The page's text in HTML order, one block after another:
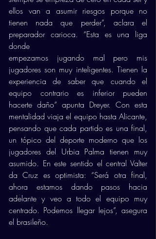
ellos van a asumir riesgos porque no
tienen nada que perder”, aclara el
preparador carioca. “Esta es una liga
donde
empezamos jugando mal pero mis
jugadores son muy inteligentes. Tienen la
experiencia de saber que cuando el
equipo contrario es inferior pueden
hacerte daño” apunta Dreyer. Con esta
mentalidad viaja el equipo hasta Alicante,
pensando que cada partido es una final,
un tópico del deporte moderno que los
jugadores del Urbia Palma tienen muy
asumido. En este sentido el central Valter
da Cruz es optimista: “Será otra final,
ahora estamos dando pasos hacia
adelante y veo a todo el equipo muy
centrado. Podemos llegar lejos”, asegura
el brasileño.